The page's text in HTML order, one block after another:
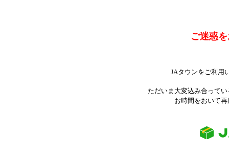
ご迷惑
JAタウンをご利用
ただいま大変込み合って
お時間をおいて